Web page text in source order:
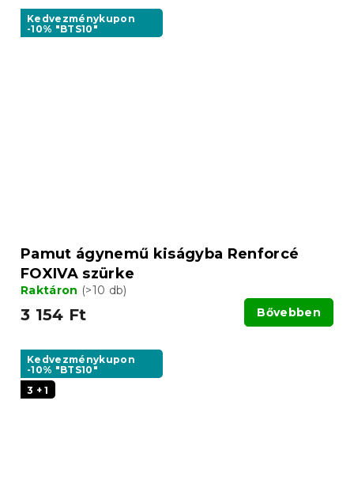
Kedvezménykupon
-10% "BTS10"
Pamut ágynemű kiságyba Renforcé
FOXIVA szürke
Raktáron (>10 db)
3 154 Ft Bővebben
Kedvezménykupon
-10% "BTS10"
3 + 1